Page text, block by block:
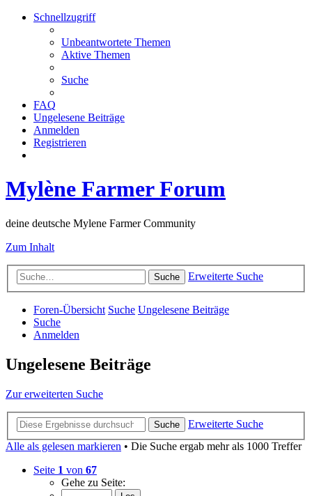
Schnellzugriff
Unbeantwortete Themen
Aktive Themen
Suche
FAQ
Ungelesene Beiträge
Anmelden
Registrieren
Mylène Farmer Forum
deine deutsche Mylene Farmer Community
Zum Inhalt
Suche Erweiterte Suche
Foren-Übersicht Suche Ungelesene Beiträge
Suche
Anmelden
Ungelesene Beiträge
Zur erweiterten Suche
Suche
Erweiterte Suche
Alle als gelesen markieren • Die Suche ergab mehr als 1000 Treffer
Seite 1 von 67
Gehe zu Seite: